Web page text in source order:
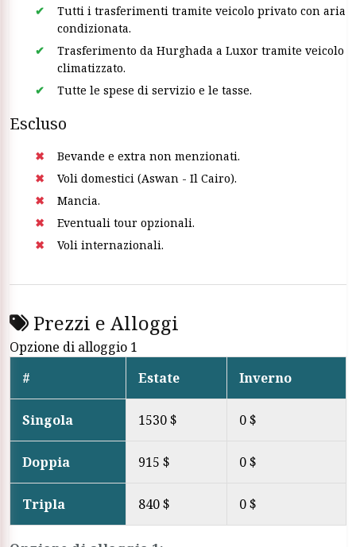
Tutti i trasferimenti tramite veicolo privato con aria
condizionata.
Trasferimento da Hurghada a Luxor tramite veicolo
climatizzato.
Tutte le spese di servizio e le tasse.
Escluso
Bevande e extra non menzionati.
Voli domestici (Aswan - Il Cairo).
Mancia.
Eventuali tour opzionali.
Voli internazionali.
Prezzi e Alloggi
Opzione di alloggio 1
#
Estate Inverno
Singola 1530 $ 0 $
Doppia 915 $ 0 $
Tripla 840 $ 0 $